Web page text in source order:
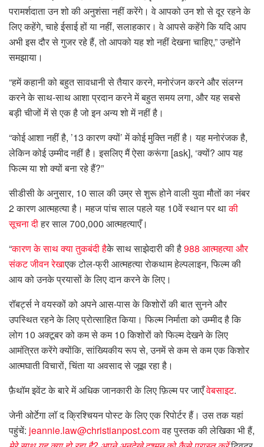
परामर्शदाता उन शो की अनुशंसा नहीं करेंगे। वे आपको उन शो से दूर रहने के
लिए कहेंगे, चाहे ईसाई हों या नहीं, सलाहकार। वे आपसे कहेंगे कि यदि आप
अभी इस दौर से गुजर रहे हैं, तो आपको यह शो नहीं देखना चाहिए,” उन्होंने
समझाया।
“हमें कहानी को बहुत सावधानी से तैयार करने, मनोरंजन करने और संलग्न
करने के साथ-साथ आशा प्रदान करने में बहुत समय लगा, और यह सबसे
बड़ी चीजों में से एक है जो इन अन्य शो में नहीं है।
“कोई आशा नहीं है, ’13 कारण क्यों’ में कोई मुक्ति नहीं है। यह मनोरंजक है,
लेकिन कोई उम्मीद नहीं है। इसलिए मैं ऐसा करूंगा [ask], ‘क्यों? आप यह
फिल्म या शो क्यों बना रहे हैं?”
सीडीसी के अनुसार, 10 साल की उम्र से शुरू होने वाली युवा मौतों का नंबर
2 कारण आत्महत्या है। महज पांच साल पहले यह 10वें स्थान पर थाकी
सूचना दीहर साल 700,000 आत्महत्याएँ।
“कारण के साथ क्या तुकबंदी हैके साथ साझेदारी की है988 आत्महत्या और
संकट जीवन रेखाएक टोल-फ्री आत्महत्या रोकथाम हेल्पलाइन, फिल्म की
आय को उनके प्रयासों के लिए दान करने के लिए।
रॉबर्ट्स ने वयस्कों को अपने आस-पास के किशोरों की बात सुनने और
उपस्थित रहने के लिए प्रोत्साहित किया। फिल्म निर्माता को उम्मीद है कि
लोग 10 अक्टूबर को कम से कम 10 किशोरों को फिल्म देखने के लिए
आमंत्रित करेंगे क्योंकि, सांख्यिकीय रूप से, उनमें से कम से कम एक किशोर
आत्मघाती विचारों, चिंता या अवसाद से जूझ रहा है।
फ़ैथॉम इवेंट के बारे में अधिक जानकारी के लिए फ़िल्म पर जाएँवेबसाइट.
जेनी ओर्टेगा लॉ द क्रिश्चियन पोस्ट के लिए एक रिपोर्टर हैं। उस तक यहां
पहुंचें: jeannie.law@christianpost.comवह पुस्तक की लेखिका भी हैं,